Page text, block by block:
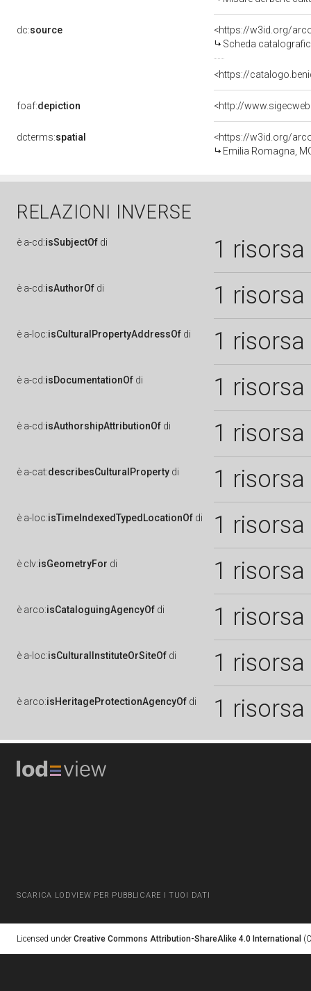
dc:source
<https://w3id.org/
Scheda
<https://
foaf:depiction <http://
dcterms:spatial
<https://w3id.org/
Emilia Romagna,
RELAZIONI INVERSE
è a-cd:isSubjectOf di 1 risorsa
è a-cd:isAuthorOf di 1 risorsa
è a-loc:isCulturalPropertyAddressOf di 1 risorsa
è a-cd:isDocumentationOf di 1 risorsa
è a-cd:isAuthorshipAttributionOf di 1 risorsa
è a-cat:describesCulturalProperty di 1 risorsa
è a-loc:isTimeIndexedTypedLocationOf di 1 risorsa
è clv:isGeometryFor di 1 risorsa
è arco:isCataloguingAgencyOf di 1 risorsa
è a-loc:isCulturalInstituteOrSiteOf di 1 risorsa
è arco:isHeritageProtectionAgencyOf di 1 risorsa
SCARICA LODVIEW PER PUBBLICARE I TUOI DATI
Licensed under Creative Commons Attribution-ShareAlike 4.0 International